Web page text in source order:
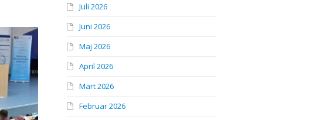
Juli 2026
Juni 2026
Maj 2026
April 2026
Mart 2026
Februar 2026